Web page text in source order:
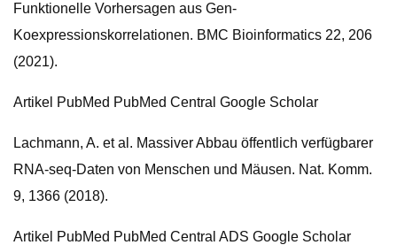
Funktionelle Vorhersagen aus Gen-
Koexpressionskorrelationen. BMC Bioinformatics 22, 206
(2021).
Artikel PubMed PubMed Central Google Scholar
Lachmann, A. et al. Massiver Abbau öffentlich verfügbarer
RNA-seq-Daten von Menschen und Mäusen. Nat. Komm.
9, 1366 (2018).
Artikel PubMed PubMed Central ADS Google Scholar